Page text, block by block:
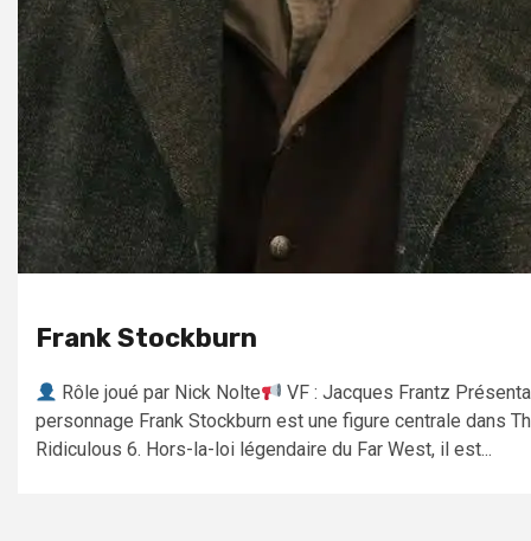
Frank Stockburn
Rôle joué par Nick Nolte
VF : Jacques Frantz
personnage Frank Stockburn est une figure centrale dans
Ridiculous 6. Hors-la-loi légendaire du Far West, il est...